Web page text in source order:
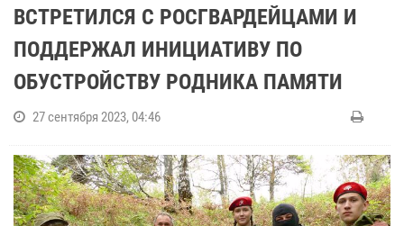
ВСТРЕТИЛСЯ С РОСГВАРДЕЙЦАМИ И
ПОДДЕРЖАЛ ИНИЦИАТИВУ ПО
ОБУСТРОЙСТВУ РОДНИКА ПАМЯТИ
27 сентября 2023, 04:46